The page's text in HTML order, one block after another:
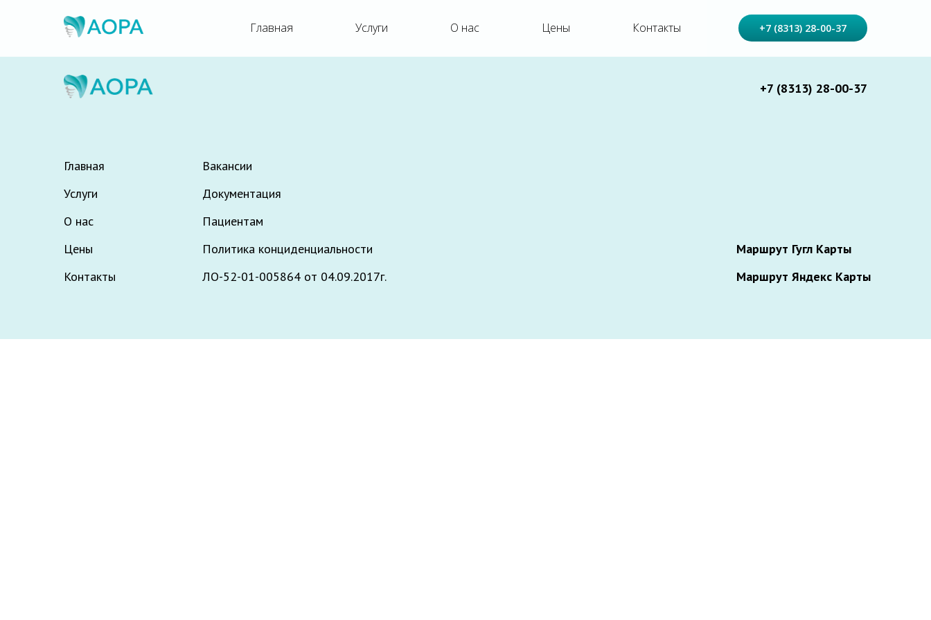
Главная Услуги О нас Цены Контакты +7 (8313) 28-00-37
+7 (8313) 28-00-37
Главная
Маршрут Гугл Карты
Маршрут Яндекс Карты
Вакансии
Документация
ЛО-52-01-005864 от 04.09.2017г.
Услуги
Пациентам
Политика конциденциальности
О нас
Цены
Контакты